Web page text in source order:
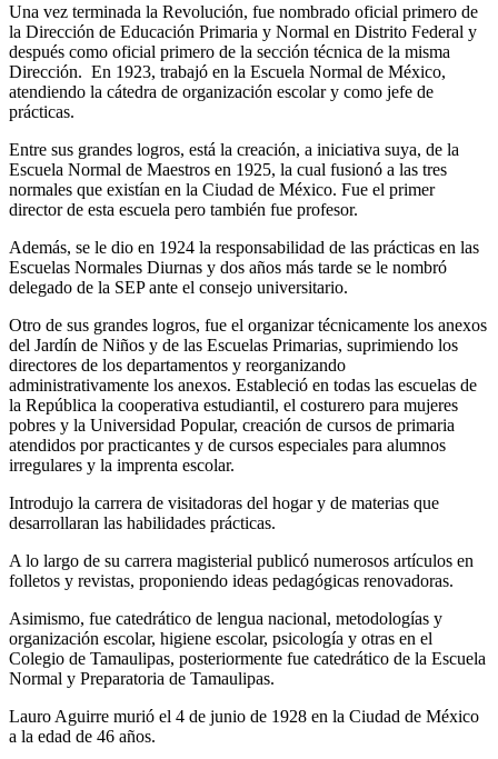
Una vez terminada la Revolución, fue nombrado oficial primero de
la Dirección de Educación Primaria y Normal en Distrito Federal y
después como oficial primero de la sección técnica de la misma
Dirección. En 1923, trabajó en la Escuela Normal de México,
atendiendo la cátedra de organización escolar y como jefe de
prácticas.
Entre sus grandes logros, está la creación, a iniciativa suya, de la
Escuela Normal de Maestros en 1925, la cual fusionó a las tres
normales que existían en la Ciudad de México. Fue el primer
director de esta escuela pero también fue profesor.
Además, se le dio en 1924 la responsabilidad de las prácticas en las
Escuelas Normales Diurnas y dos años más tarde se le nombró
delegado de la SEP ante el consejo universitario.
Otro de sus grandes logros, fue el organizar técnicamente los anexos
del Jardín de Niños y de las Escuelas Primarias, suprimiendo los
directores de los departamentos y reorganizando
administrativamente los anexos. Estableció en todas las escuelas de
la República la cooperativa estudiantil, el costurero para mujeres
pobres y la Universidad Popular, creación de cursos de primaria
atendidos por practicantes y de cursos especiales para alumnos
irregulares y la imprenta escolar.
Introdujo la carrera de visitadoras del hogar y de materias que
desarrollaran las habilidades prácticas.
A lo largo de su carrera magisterial publicó numerosos artículos en
folletos y revistas, proponiendo ideas pedagógicas renovadoras.
Asimismo, fue catedrático de lengua nacional, metodologías y
organización escolar, higiene escolar, psicología y otras en el
Colegio de Tamaulipas, posteriormente fue catedrático de la Escuela
Normal y Preparatoria de Tamaulipas.
Lauro Aguirre murió el 4 de junio de 1928 en la Ciudad de México
a la edad de 46 años.